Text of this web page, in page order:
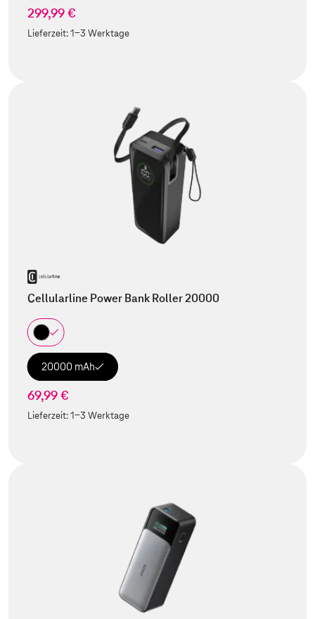
299,99 €
Lieferzeit:1-3 Werktage
Cellularline Power Bank Roller 20000
20000 mAh
69,99 €
Lieferzeit:1-3 Werktage